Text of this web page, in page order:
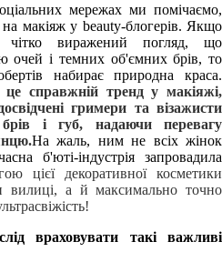
мережах ми помічаємо,
на макіяж у beauty-блогерів. Якщо
чітко виражений погляд, що
очей і темних об'ємних брів, то
набирає природна краса.
це справжній тренд у макіяжі,
гримери та візажисти
і губ, надаючи перевагу
На жаль, ним не всіх жінок
б'юті-індустрія запровадила
цієї декоративної косметики
вилиці, а й максимально точно
враховувати такі важливі